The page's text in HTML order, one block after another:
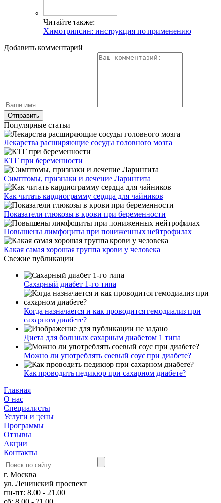
Читайте также:
Химотрипсин: инструкция по применению
Добавить комментарий
Популярные статьи
Лекарства расширяющие сосуды головного мозга
КТГ при беременности
Симптомы, признаки и лечение Ларингита
Как читать кардиограмму сердца для чайников
Показатели глюкозы в крови при беременности
Повышены лимфоциты при пониженных нейтрофилах
Какая самая хорошая группа крови у человека
Свежие публикации
Сахарный диабет 1-го типа
Когда назначается и как проводится гемодиализ при
сахарном диабете?
Диета для больных сахарным диабетом 1 типа
Можно ли употреблять соевый соус при диабете?
Как проводить педикюр при сахарном диабете?
Главная
О нас
Cпециалисты
Услуги и цены
Программы
Отзывы
Акции
Контакты
г. Москва,
ул. Ленинский проспект
пн-пт: 8.00 - 21.00
сб: 8.00 - 21.00